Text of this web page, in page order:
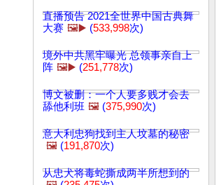
直播预告 2021全世界中国古典舞
大赛 🖼️▶️ (533,998次)
境外中共黑牢曝光 总领事亲自上
阵 🖼️▶️ (251,778次)
博文被删：一个人要多贱才会去
舔他利班 🖼️ (375,990次)
意大利忠狗找到主人坟墓的秘密
🖼️ (191,870次)
从忠犬将毒蛇撕成两半所想到的